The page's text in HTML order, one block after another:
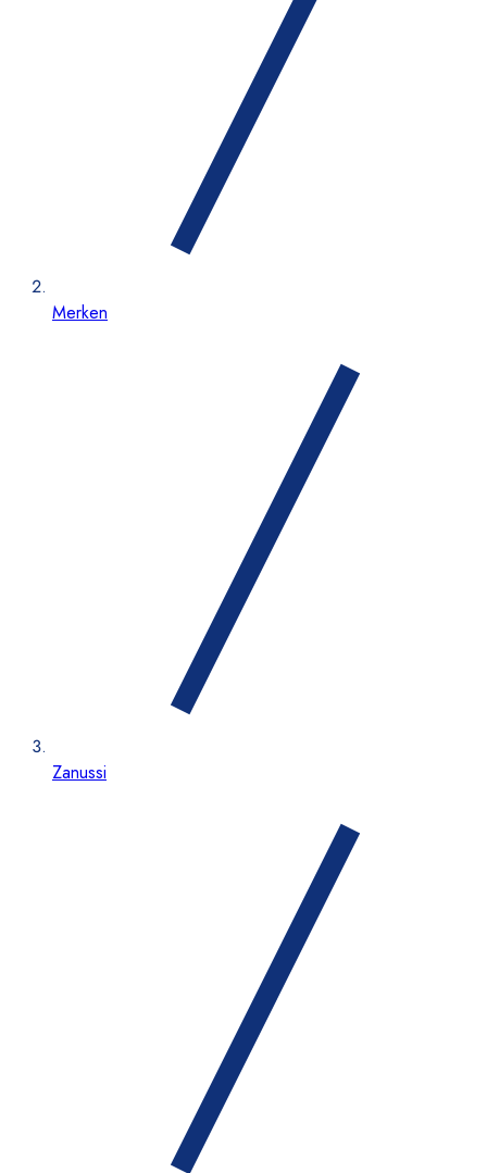
Merken
Zanussi